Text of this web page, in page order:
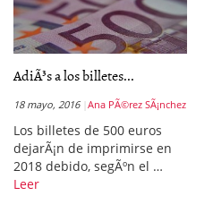
AdiÃ³s a los billetes...
18 mayo, 2016 Ana PÃ©rez SÃ¡nchez
Los billetes de 500 euros
dejarÃ¡n de imprimirse en
2018 debido, segÃºn el …
Leer